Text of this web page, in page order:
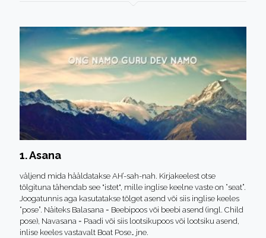
1. Asana
väljend mida hääldatakse AH’-sah-nah. Kirjakeelest otse
tõlgituna tähendab see "istet", mille inglise keelne vaste on “seat”.
Joogatunnis aga kasutatakse tõlget asend või siis inglise keeles
“pose”. Näiteks Balasana = Beebipoos või beebi asend (ingl. Child
pose), Navasana = Paadi või siis lootsikupoos või lootsiku asend,
inlise keeles vastavalt Boat Pose… jne.